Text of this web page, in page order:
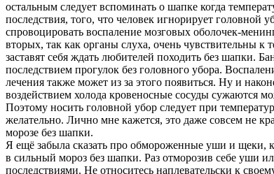
остальным следует вспоминать о шапке когда
последствия, того, что человек игнорирует
спровоцировать воспаление мозговых оболочек-
вторых, так как органы слуха, очень чувствительны к
заставят себя ждать любителей походить без шапки.
последствием прогулок без головного убора.
лечения также может из за этого появиться. Ну и
воздействием холода кровеносные сосуды сужаются
Поэтому носить головной убор следует при
желательно. Лично мне кажется, это даже совсем не
морозе без шапки.
Я ещё забыла сказать про обмороженные уши и щеки,
в сильный мороз без шапки. Раз отморозив себе уши
последствиями. Не относитесь наплевательски к